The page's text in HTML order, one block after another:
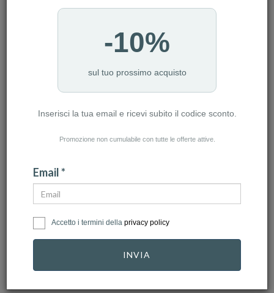
NUMERO ARTICOLI:1052
-10%
MIDO
Orologio Mido
Multifort TV 28
MIDO
Multifort TV 28
-10%
sul tuo prossimo acquisto
Inserisci la tua email e ricevi subito il codice sconto.
Promozione non cumulabile con tutte le offerte attive.
Email *
Accetto i termini della privacy policy
INVIA